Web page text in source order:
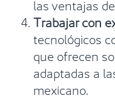
las ventajas
Trabajar con
tecnológicos
que ofrecen
adaptadas a
mexicano.